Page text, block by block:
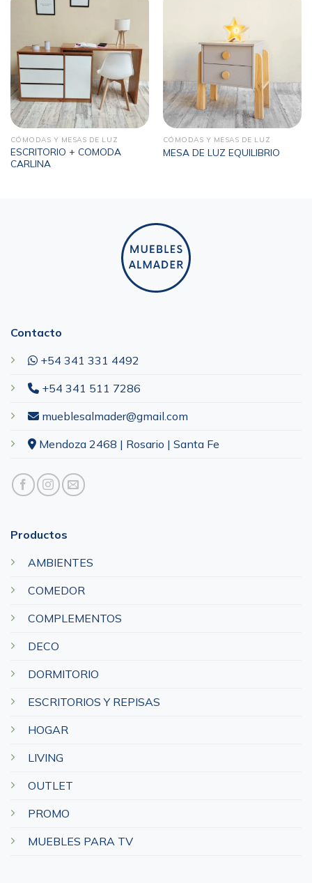
CÓMODAS Y MESAS DE LUZ
ESCRITORIO + COMODA
CARLINA
CÓMODAS Y MESAS DE LUZ
MESA DE LUZ EQUILIBRIO
Productos
AMBIENTES
COMEDOR
COMPLEMENTOS
DECO
DORMITORIO
ESCRITORIOS Y REPISAS
HOGAR
LIVING
OUTLET
PROMO
MUEBLES PARA TV
Contacto
+54 341 331 4492
+54 341 511 7286
mueblesalmader@gmail.com
Mendoza 2468 | Rosario | Santa Fe